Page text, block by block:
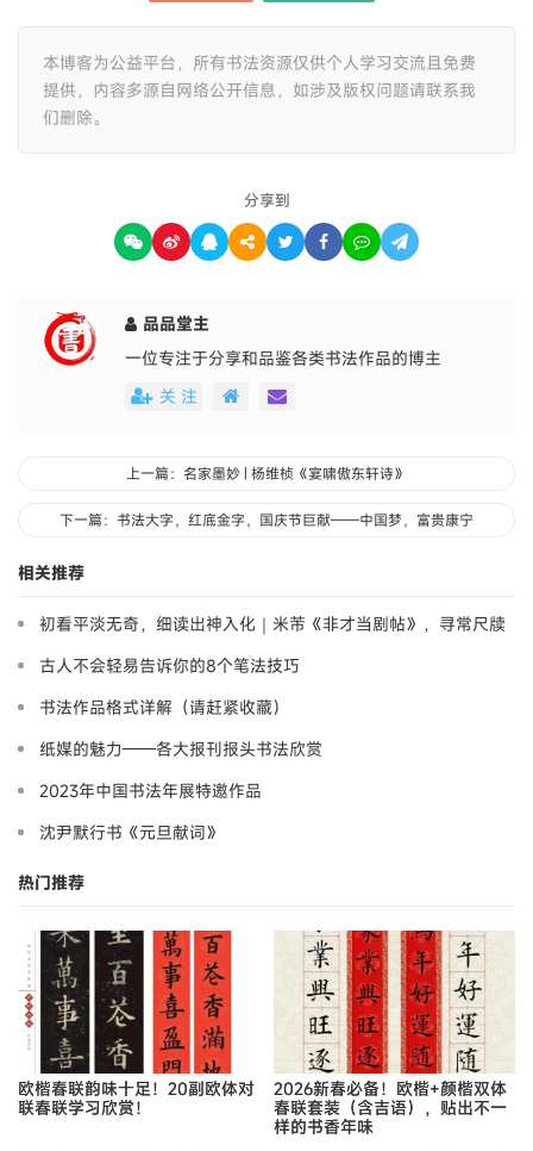
本博客为公益平台，所有书法资源仅供个人学习交流且免费
提供，内容多源自网络公开信息，如涉及版权问题请联系我
们删除。
分享到
品品堂主
一位专注于分享和品鉴各类书法作品的博主
关 注
上一篇：名家墨妙 | 杨维桢《宴啸傲东轩诗》
下一篇：书法大字，红底金字，国庆节巨献——中国梦，富贵康宁
相关推荐
初看平淡无奇，细读出神入化｜米芾《非才当剧帖》，寻常尺牍
藏大道
古人不会轻易告诉你的8个笔法技巧
书法作品格式详解（请赶紧收藏）
纸媒的魅力——各大报刊报头书法欣赏
2023年中国书法年展特邀作品
沈尹默行书《元旦献词》
热门推荐
欧楷春联韵味十足！20副欧体对
联春联学习欣赏！
2026新春必备！欧楷+颜楷双体
春联套装（含吉语），贴出不一
样的书香年味